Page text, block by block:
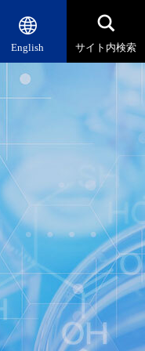
English サイト内検索